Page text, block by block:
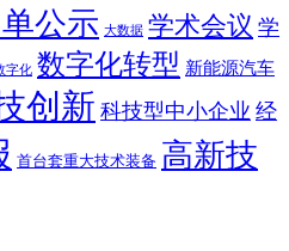
公示 大数据 学术会议 学
字化 数字化转型 新能源汽车
创新 科技型中小企业 经
首台套重大技术装备 高新技